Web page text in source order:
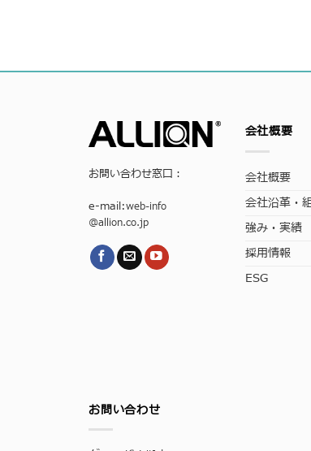
お問い合わせ窓口：
e-mail:web-info
@allion.co.jp
会社概要
会社概要
会社沿革・
強み・実績
採用情報
ESG
お問い合わせ